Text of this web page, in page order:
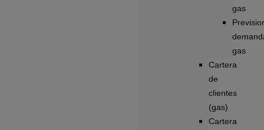
gas
gas
Cartera
de
clientes
(gas)
Cartera